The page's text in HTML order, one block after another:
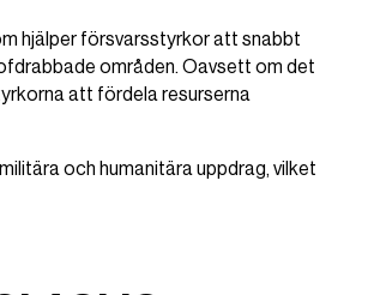
hjälper försvarsstyrkor att snabbt
områden. Oavsett om det
att fördela resurserna
och humanitära uppdrag, vilket